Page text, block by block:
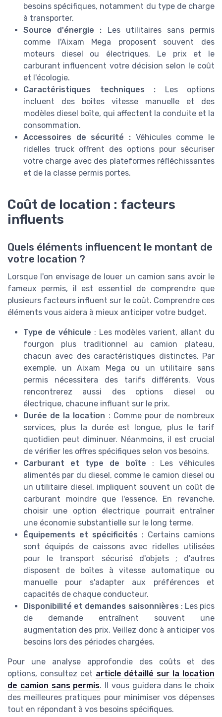
besoins spécifiques, notamment du type de charge
à transporter.
Source d'énergie : Les utilitaires sans permis
comme l'Aixam Mega proposent souvent des
moteurs diesel ou électriques. Le prix et le
carburant influencent votre décision selon le coût
et l'écologie.
Caractéristiques techniques : Les options
incluent des boîtes vitesse manuelle et des
modèles diesel boîte, qui affectent la conduite et la
consommation.
Accessoires de sécurité : Véhicules comme le
ridelles truck offrent des options pour sécuriser
votre charge avec des plateformes réfléchissantes
et de la classe permis portes.
Coût de location : facteurs
influents
Quels éléments influencent le montant de
votre location ?
Lorsque l'on envisage de louer un camion sans avoir le
fameux permis, il est essentiel de comprendre que
plusieurs facteurs influent sur le coût. Comprendre ces
éléments vous aidera à mieux anticiper votre budget.
Type de véhicule : Les modèles varient, allant du
fourgon plus traditionnel au camion plateau,
chacun avec des caractéristiques distinctes. Par
exemple, un Aixam Mega ou un utilitaire sans
permis nécessitera des tarifs différents. Vous
rencontrerez aussi des options diesel ou
électrique, chacune influant sur le prix.
Durée de la location : Comme pour de nombreux
services, plus la durée est longue, plus le tarif
quotidien peut diminuer. Néanmoins, il est crucial
de vérifier les offres spécifiques selon vos besoins.
Carburant et type de boîte : Les véhicules
alimentés par du diesel, comme le camion diesel ou
un utilitaire diesel, impliquent souvent un coût de
carburant moindre que l'essence. En revanche,
choisir une option électrique pourrait entraîner
une économie substantielle sur le long terme.
Équipements et spécificités : Certains camions
sont équipés de caissons avec ridelles utilisées
pour le transport sécurisé d'objets ; d'autres
disposent de boîtes à vitesse automatique ou
manuelle pour s'adapter aux préférences et
capacités de chaque conducteur.
Disponibilité et demandes saisonnières : Les pics
de demande entraînent souvent une
augmentation des prix. Veillez donc à anticiper vos
besoins lors des périodes chargées.
Pour une analyse approfondie des coûts et des
options, consultez cet article détaillé sur la location
de camion sans permis. Il vous guidera dans le choix
des meilleures pratiques pour minimiser vos dépenses
tout en répondant à vos besoins spécifiques.